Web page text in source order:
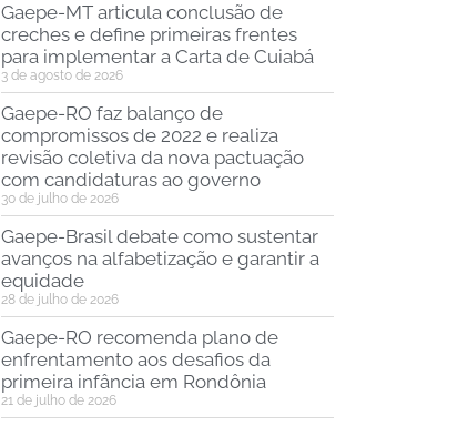
Gaepe-MT articula conclusão de
creches e define primeiras frentes
para implementar a Carta de Cuiabá
3 de agosto de 2026
Gaepe-RO faz balanço de
compromissos de 2022 e realiza
revisão coletiva da nova pactuação
com candidaturas ao governo
30 de julho de 2026
Gaepe-Brasil debate como sustentar
avanços na alfabetização e garantir a
equidade
28 de julho de 2026
Gaepe-RO recomenda plano de
enfrentamento aos desafios da
primeira infância em Rondônia
21 de julho de 2026